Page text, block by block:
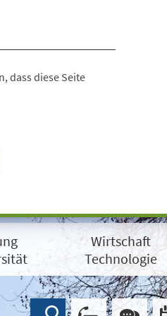
dass diese Seite
Wirtschaft
Technologie